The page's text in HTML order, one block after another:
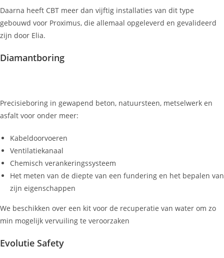
Daarna heeft CBT meer dan vijftig installaties van dit type
gebouwd voor Proximus, die allemaal opgeleverd en gevalideerd
zijn door Elia.
Diamantboring
Precisieboring in gewapend beton, natuursteen, metselwerk en
asfalt voor onder meer:
Kabeldoorvoeren
Ventilatiekanaal
Chemisch verankeringssysteem
Het meten van de diepte van een fundering en het bepalen van
zijn eigenschappen
We beschikken over een kit voor de recuperatie van water om zo
min mogelijk vervuiling te veroorzaken
Evolutie Safety